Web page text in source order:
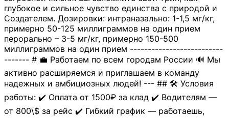
глубокое и сильное чувство единства с природой и
Создателем. Дозировки: интраназально: 1-1,5 мг/кг,
примерно 50-125 миллиграммов на один прием
перорально – 3-5 мг/кг, примерно 150-500
миллиграммов на один прием --------------------------
------- # 💼 Работаем по всем городам России 🔊 Мы
активно расширяемся и приглашаем в команду
надежных и амбициозных людей! --- ## 🛠 Условия
работы: ✔️ Оплата от 1500₽ за клад ✔️ Водителям —
от 800\$ за рейс ✔️ Гибкий график — работаешь,